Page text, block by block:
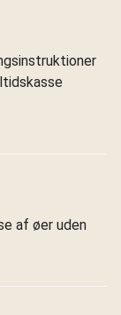
af øer uden